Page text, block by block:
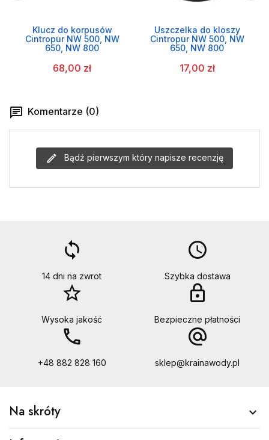
Klucz do korpusów
Cintropur NW 500, NW
650, NW 800
68,00 zł
Uszczelka do kloszy
Cintropur NW 500, NW
650, NW 800
17,00 zł
Komentarze (0)
Bądź pierwszym który napisze recenzję
loop
14 dni na zwrot
access_time
Szybka dostawa
star_border
Wysoka jakość
lock
Bezpieczne płatności
call
+48 882 828 160
alternate_email
sklep@krainawody.pl
Na skróty 